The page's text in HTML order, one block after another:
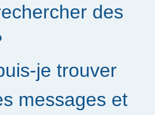
des
je trouver
messages et